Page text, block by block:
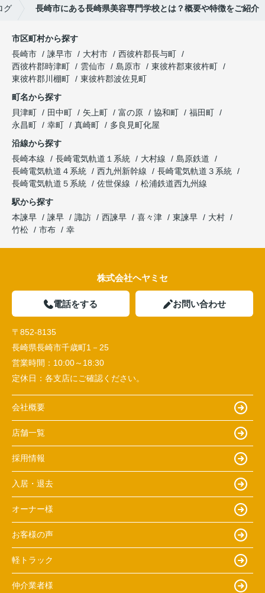
グ 長崎市にある長崎県美容専門学校とは？概要や特徴をご紹介
市区町村から探す
長崎市
諫早市 大村市
西彼杵郡長与町
西彼杵郡時津町
雲仙市 島原市
東彼杵郡東彼杵町
東彼杵郡川棚町
東彼杵郡波佐見町
町名から探す
貝津町
田中町 矢上町 富の原 協和町
福田町
永昌町
幸町 真崎町
多良見町化屋
沿線から探す
長崎本線
長崎電気軌道１系統 大村線
島原鉄道
長崎電気軌道４系統
西九州新幹線
長崎電気軌道３系統
長崎電気軌道５系統
佐世保線
松浦鉄道西九州線
駅から探す
本諫早
諫早 諏訪 西諫早 喜々津 東諫早
大村
竹松
市布 幸
株式会社ヘヤミセ
電話をする お問い合わせ
〒852-8135
長崎県長崎市千歳町1－25
営業時間： 10:00～18:30
定休日： 各支店にご確認ください。
会社概要
店舗一覧
採用情報
入居・退去
オーナー様
お客様の声
軽トラック
仲介業者様